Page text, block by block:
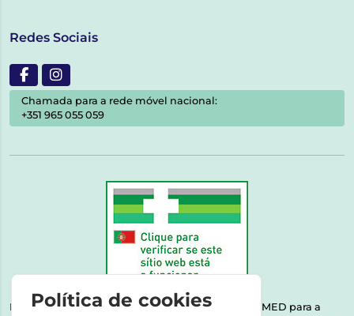
Redes Sociais
Chamada para a rede móvel nacional:
+351 965 055 059
Esta farmácia encontra-se autorizada pelo INFARMED para a
Política de cookies